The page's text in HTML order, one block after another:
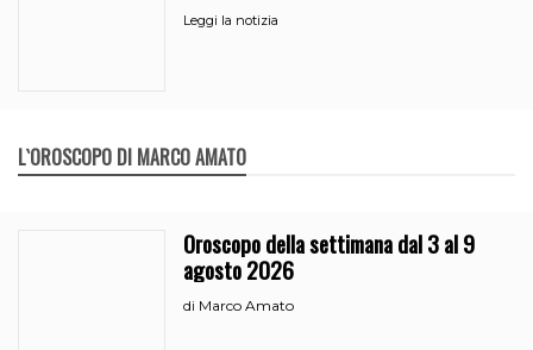
e burocrazia
Leggi la notizia
L`OROSCOPO DI MARCO AMATO
Oroscopo della settimana dal 3 al 9
agosto 2026
di Marco Amato